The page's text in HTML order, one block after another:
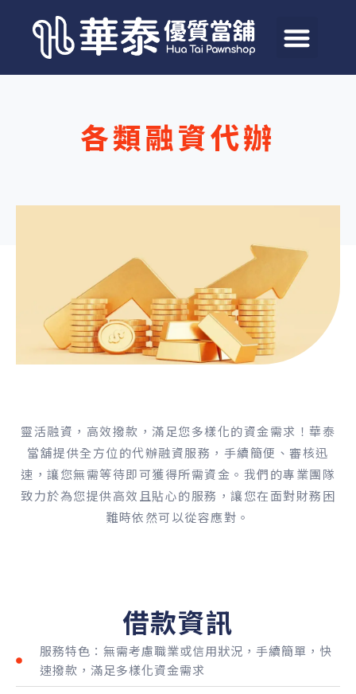
各類融資代辦
靈活融資，高效撥款，滿足您多樣化的資金需求！華泰
當舖提供全方位的代辦融資服務，手續簡便、審核迅
速，讓您無需等待即可獲得所需資金。我們的專業團隊
致力於為您提供高效且貼心的服務，讓您在面對財務困
難時依然可以從容應對。
借款資訊
服務特色：無需考慮職業或信用狀況，手續簡單，快
速撥款，滿足多樣化資金需求